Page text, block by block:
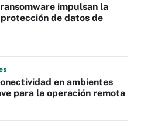
impulsan la
de datos de
en ambientes
para la operación remota